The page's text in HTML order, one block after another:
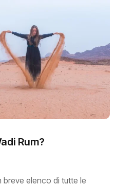
Rum?
elenco di tutte le